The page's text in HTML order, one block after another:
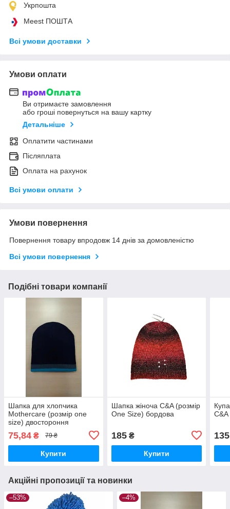
Укрпошта
Meest ПОШТА
Всі умови доставки
Умови оплати
Ви отримаєте замовлення
або гроші повернуться на вашу картку
Детальніше
Оплатити частинами
Післяплата
Оплата на рахунок
Всі умови оплати
Умови повернення
Повернення товару впродовж 14 днів за домовленістю
Всі умови повернення
Подібні товари компанії
Шапка для хлопчика
Mothercare (розмір one
size) двостороння
75,84 ₴ 79 ₴
Купити
Шапка жіноча C&A (розмір
One Size) бордова
185₴
Купити
135
Акційні пропозиції та новинки
–53% –4%